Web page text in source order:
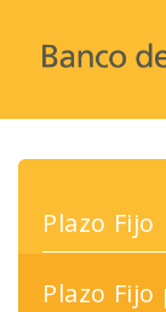
Paquetes
Préstamos
Home
Cuentas
AGRO
Home
TURNOS
Plazo Fijo
Plazo